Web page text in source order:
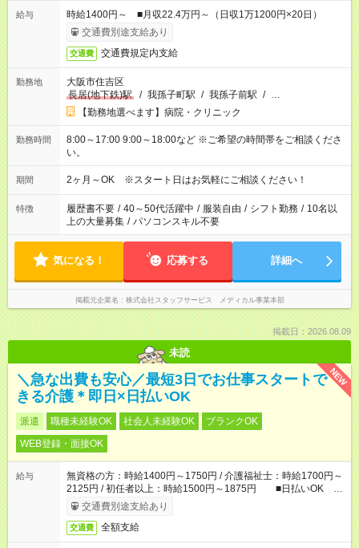
給与
時給1400円～ ■月収22.4万円～（日収1万1200円×20日）
交通費別途支給あり
交通費 交通費規定内支給
勤務地
大阪市住吉区
長居(地下鉄)駅
/ 我孫子町駅 / 我孫子前駅 / …
【勤務地選べます】病院・クリニック
勤務時間
8:00～17:00 9:00～18:00など ※ご希望の時間帯をご相談くださ
い。
期間 2ヶ月～OK ※スタート日はお気軽にご相談ください！
特徴 履歴書不要 / 40～50代活躍中 / 服装自由 / シフト勤務 / 10名以
上の大量募集 / パソコンスキル不要
気になる！ 応募する 詳細へ
掲載元企業名 株式会社スタッフサービス メディカル事業本部
掲載日：2026.08.09
未読
NEW
＼急な出費も安心／最短3日でお仕事スタートで
きる介護＊即日×日払いOK
派遣 職種未経験OK 社会人未経験OK
ブランクOK
WEB登録・面接OK
給与
無資格の方：時給1400円～1750円 / 介護福祉士：時給1700円～
2125円 / 初任者以上：時給1500円～1875円 ■日払いOK ■
日収例：1万1200円（時給1400円×8h）
交通費別途支給あり
交通費 全額支給